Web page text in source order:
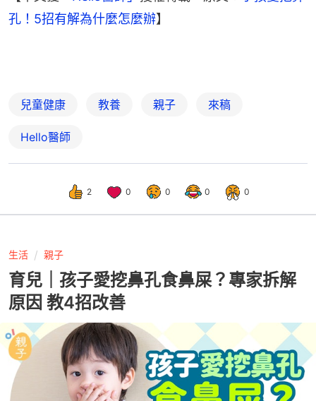
孔！5招有解為什麼怎麼辦】
兒童健康 教養 親子 來稿
Hello醫師
2 0 0 0 0
生活 親子
育兒｜孩子愛挖鼻孔食鼻屎？專家拆解
原因 教4招改善